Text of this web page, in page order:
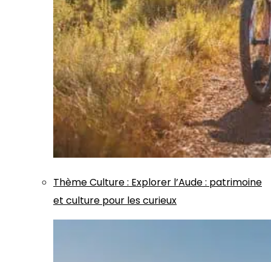
ThèmeCulture: Explorer l’Aude : patrimoine
et culture pour les curieux